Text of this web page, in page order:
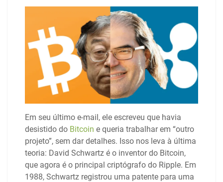
Em seu último e-mail, ele escreveu que havia
desistido do Bitcoin e queria trabalhar em “outro
projeto”, sem dar detalhes. Isso nos leva à última
teoria: David Schwartz é o inventor do Bitcoin,
que agora é o principal criptógrafo do Ripple. Em
1988, Schwartz registrou uma patente para uma